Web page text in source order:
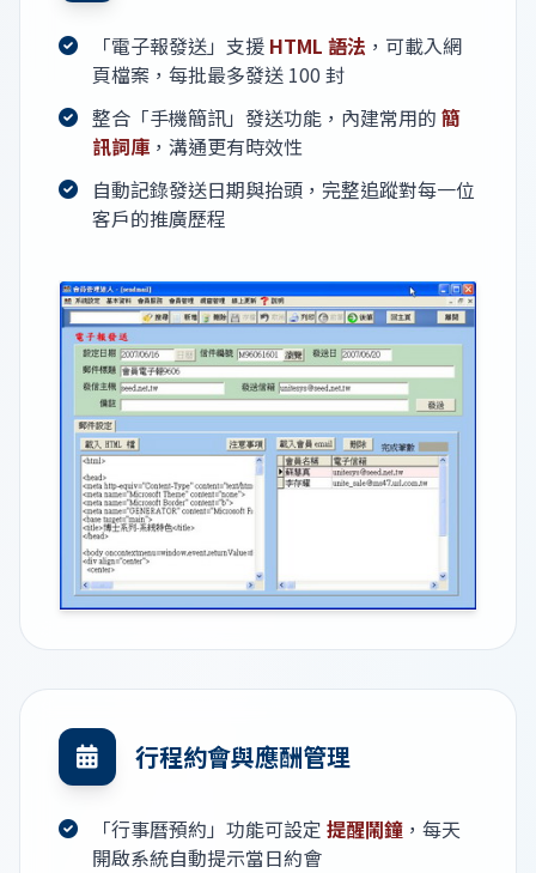
「電子報發送」支援 HTML 語法 ，可載入網
頁檔案，每批最多發送 100 封
整合「手機簡訊」發送功能，內建常用的 簡
訊詞庫 ，溝通更有時效性
自動記錄發送日期與抬頭，完整追蹤對每一位
客戶的推廣歷程
行程約會與應酬管理
「行事曆預約」功能可設定 提醒鬧鐘 ，每天
開啟系統自動提示當日約會